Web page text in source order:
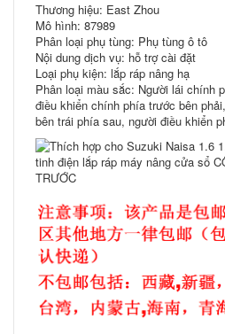
Thương hiệu: East Zhou
Mô hình: 87989
Phân loại phụ tùng: Phụ tùng ô tô
Nội dung dịch vụ: hỗ trợ cài đặt
Loại phụ kiện: lắp ráp nâng hạ
Phân loại màu sắc: Người lái chính
điều khiển chính phía trước bên
bên trái phía sau, người điều khiển